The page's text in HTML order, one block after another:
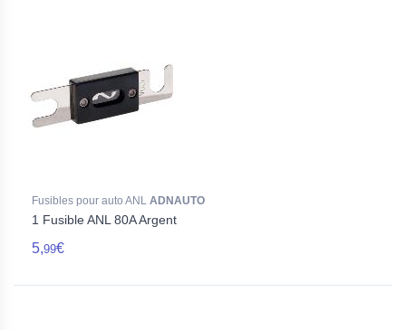
Fusibles pour auto ANL ADNAUTO
1 Fusible ANL 80A Argent
5,99€